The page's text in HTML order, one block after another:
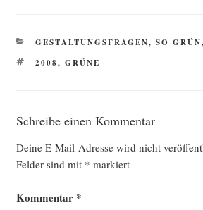
KATEGORIEN
GESTALTUNGSFRAGEN, SO
SCHLAGWÖRTER
2008, GRÜNE
Schreibe einen Kommentar
Deine E-Mail-Adresse wird nicht
Felder sind mit * markiert
Kommentar *